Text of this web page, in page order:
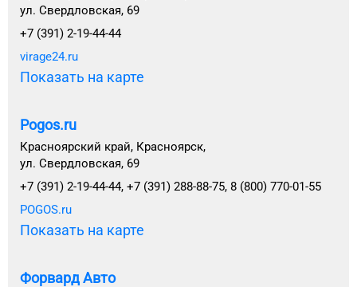
ул. Свердловская, 69
+7 (391) 2-19-44-44
virage24.ru
Показать на карте
Pogos.ru
Красноярский край, Красноярск,
ул. Свердловская, 69
+7 (391) 2-19-44-44, +7 (391) 288-88-75, 8 (800) 770-01-55
POGOS.ru
Показать на карте
Форвард Авто